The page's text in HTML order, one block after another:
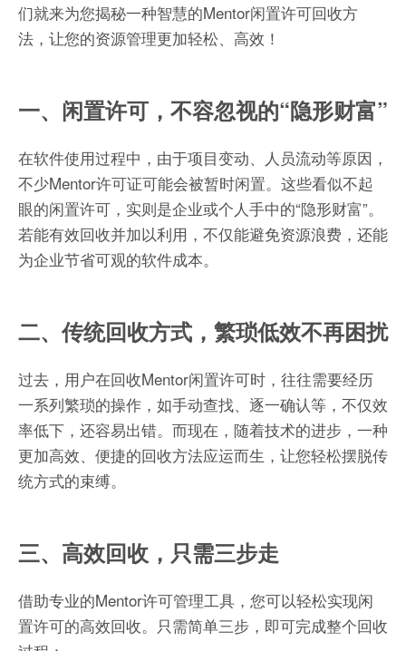
们就来为您揭秘一种智慧的Mentor闲置许可回收方
法，让您的资源管理更加轻松、高效！
一、闲置许可，不容忽视的“隐形财富”
在软件使用过程中，由于项目变动、人员流动等原因，
不少Mentor许可证可能会被暂时闲置。这些看似不起
眼的闲置许可，实则是企业或个人手中的“隐形财富”。
若能有效回收并加以利用，不仅能避免资源浪费，还能
为企业节省可观的软件成本。
二、传统回收方式，繁琐低效不再困扰
过去，用户在回收Mentor闲置许可时，往往需要经历
一系列繁琐的操作，如手动查找、逐一确认等，不仅效
率低下，还容易出错。而现在，随着技术的进步，一种
更加高效、便捷的回收方法应运而生，让您轻松摆脱传
统方式的束缚。
三、高效回收，只需三步走
借助专业的Mentor许可管理工具，您可以轻松实现闲
置许可的高效回收。只需简单三步，即可完成整个回收